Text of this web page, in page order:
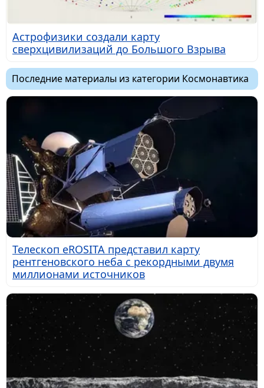
Астрофизики создали карту
сверхцивилизаций до Большого Взрыва
Последние материалы из категории Космонавтика
Телескоп eROSITA представил карту
рентгеновского неба с рекордными двумя
миллионами источников